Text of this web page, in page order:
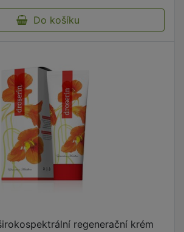
Do košíku
regenerační krém